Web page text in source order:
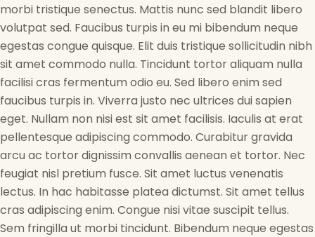
morbi tristique senectus. Mattis nunc sed blandit libero
volutpat sed. Faucibus turpis in eu mi bibendum neque
egestas congue quisque. Elit duis tristique sollicitudin nibh
sit amet commodo nulla. Tincidunt tortor aliquam nulla
facilisi cras fermentum odio eu. Sed libero enim sed
faucibus turpis in. Viverra justo nec ultrices dui sapien
eget. Nullam non nisi est sit amet facilisis. Iaculis at erat
pellentesque adipiscing commodo. Curabitur gravida
arcu ac tortor dignissim convallis aenean et tortor. Nec
feugiat nisl pretium fusce. Sit amet luctus venenatis
lectus. In hac habitasse platea dictumst. Sit amet tellus
cras adipiscing enim. Congue nisi vitae suscipit tellus.
Sem fringilla ut morbi tincidunt. Bibendum neque egestas